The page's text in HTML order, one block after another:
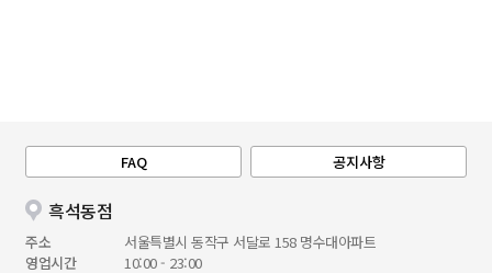
FAQ 공지사항
흑석동점
주소
서울특별시 동작구 서달로 158 명수대아파트
영업시간
10:00 - 23:00